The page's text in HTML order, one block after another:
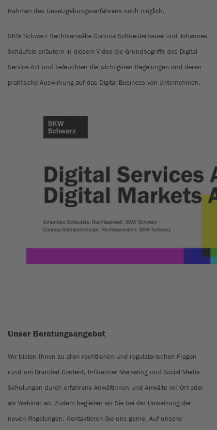
Rahmen des Gesetzgebungsverfahrens noch möglich.
SKW Schwarz Rechtsanwälte Corinna Schneiderbauer und Johannes
Schäufele erläutern in diesem Video die Grundbegriffe des Digital
Service Act und beleuchten die wichtigsten Regelungen und deren
praktische Auswirkung auf das Digital Business von Unternehmen.
Unser Beratungsangebot
Wir bieten Ihnen zu allen rechtlichen und regulatorischen Fragen
rund um Branded Content, Influencer Marketing und Social Media
Schulungen durch erfahrene Anwältinnen und Anwälte vor Ort oder
als Webinar an. Zudem begleiten wir Sie bei der Umsetzung der
neuen Regelungen. Kontaktieren Sie uns gerne. Auf unserer